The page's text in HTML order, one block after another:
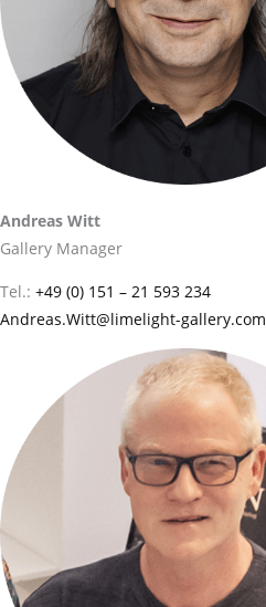
Andreas Witt
Gallery Manager
Tel.: +49 (0) 151 – 21 593 234
Andreas.Witt@limelight-gallery.com